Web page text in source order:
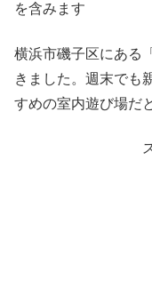
を含みます
横浜市磯子区にある
きました。週末でも
すめの室内遊び場だ